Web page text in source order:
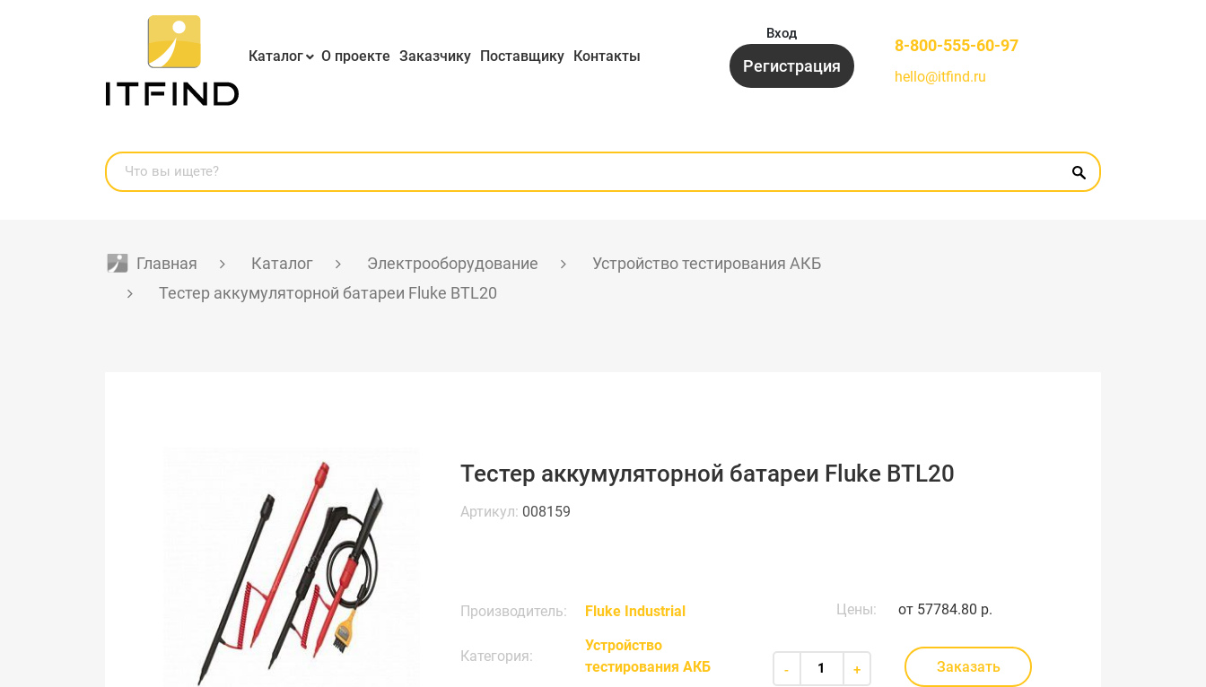
Каталог О проекте Заказчику Поставщику Контакты
Вход
Регистрация
8-800-555-60-97
hello@itfind.ru
Главная Каталог Электрооборудование
Устройство тестирования АКБ
Тестер аккумуляторной батареи Fluke BTL20
Тестер аккумуляторной батареи Fluke BTL20
Артикул: 008159
Производитель: Fluke Industrial
Категория:
Устройство
тестирования АКБ
Цены: от 57784.80 р.
- + Заказать